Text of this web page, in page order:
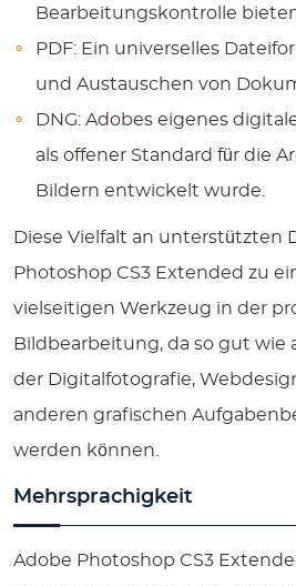
Bearbeitungskontrolle
PDF: Ein universelles
und Austauschen von
DNG: Adobes eigenes
als offener Standard für die
Bildern entwickelt wurde.
Diese Vielfalt an unterstützten
Photoshop CS3 Extended zu
vielseitigen Werkzeug in der
Bildbearbeitung, da so gut wie
der Digitalfotografie,
anderen grafischen
werden können.
Mehrsprachigkeit
Adobe Photoshop CS3